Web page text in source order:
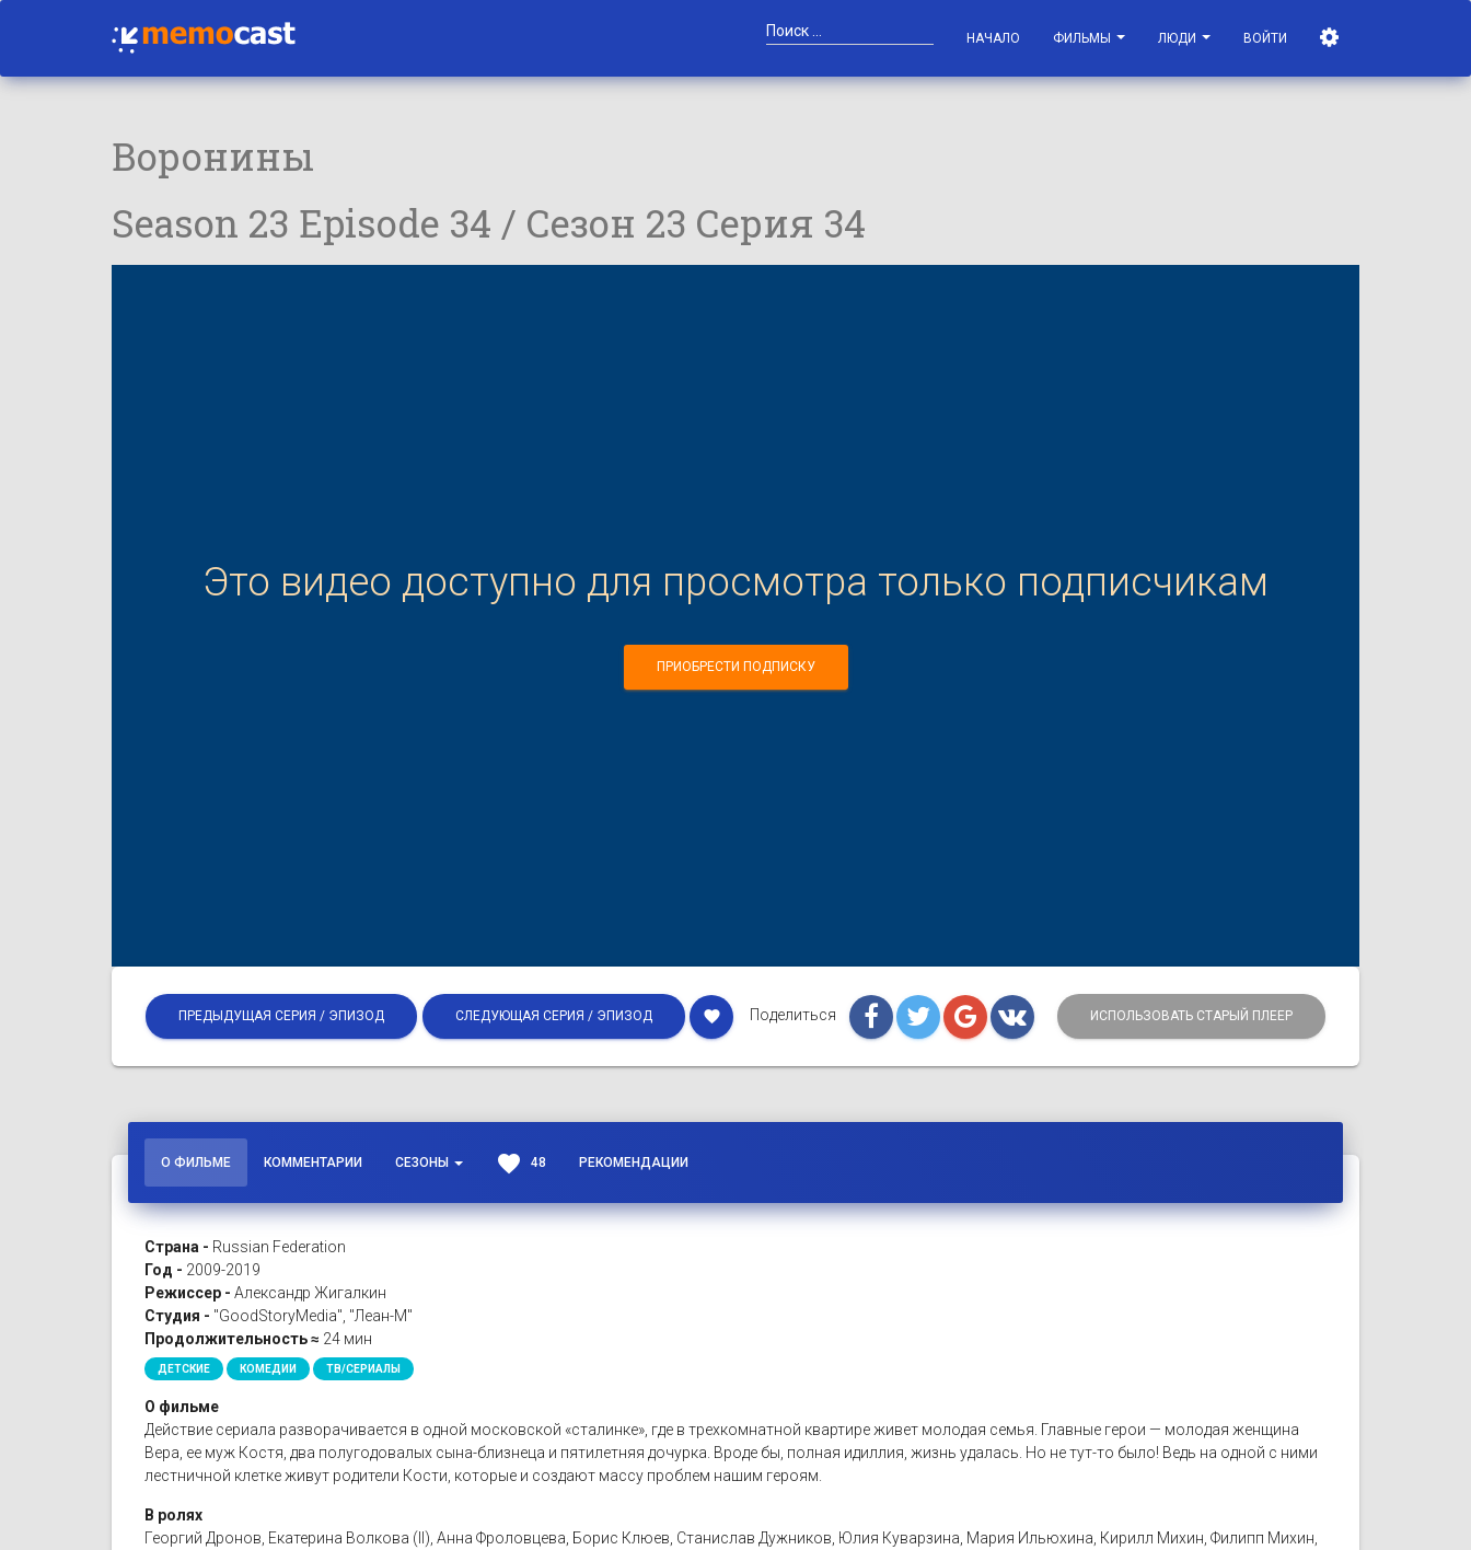
НАЧАЛО ФИЛЬМЫ ЛЮДИ ВОЙТИ
Воронины
Season 23 Episode 34 / Сезон 23 Серия 34
Это видео доступно для просмотра только подписчикам
ПРИОБРЕСТИ ПОДПИСКУ
ПРЕДЫДУЩАЯ СЕРИЯ / ЭПИЗОД СЛЕДУЮЩАЯ СЕРИЯ / ЭПИЗОД favorite Поделиться ИСПОЛЬЗОВАТЬ СТАРЫЙ ПЛЕЕР
О ФИЛЬМЕ КОММЕНТАРИИ СЕЗОНЫ favorite 48 РЕКОМЕНДАЦИИ
Страна - Russian Federation
Год - 2009-2019
Режиссер - Александр Жигалкин
Студия - "GoodStoryMedia", "Леан-М"
Продолжительность ≈ 24 мин
ДЕТСКИЕ КОМЕДИИ ТВ/СЕРИАЛЫ
О фильме
Действие сериала разворачивается в одной московской «сталинке», где в трехкомнатной квартире живет молодая семья. Главные герои — молодая женщина
Вера, ее муж Костя, два полугодовалых сына-близнеца и пятилетняя дочурка. Вроде бы, полная идиллия, жизнь удалась. Но не тут-то было! Ведь на одной с ними
лестничной клетке живут родители Кости, которые и создают массу проблем нашим героям.
В ролях
Георгий Дронов, Екатерина Волкова (II), Анна Фроловцева, Борис Клюев, Станислав Дужников, Юлия Куварзина, Мария Ильюхина, Кирилл Михин, Филипп Михин,